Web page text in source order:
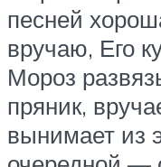
песней
вручаю, Его
Мороз
пряник,
вынимает из